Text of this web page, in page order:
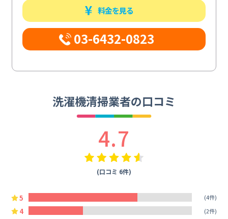
料金を見る
03-6432-0823
洗濯機清掃業者の口コミ
4.7
(口コミ 6件)
5 (4件)
4 (2件)